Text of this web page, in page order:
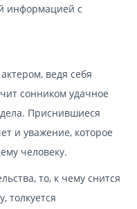
информацией с
ведя себя
сонником удачное
Приснившиеся
и уважение, которое
человеку.
то, к чему снится
толкуется